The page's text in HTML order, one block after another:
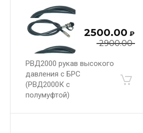
2900.00
2500.00 ₽
РВД2000 рукав высокого
давления с БРС
(РВД2000К с
полумуфтой)